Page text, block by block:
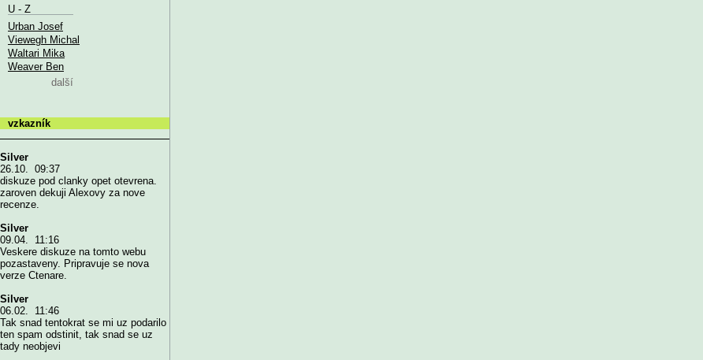
U - Z
Urban Josef
Viewegh Michal
Waltari Mika
Weaver Ben
další
vzkazník
Silver
26.10. 09:37
diskuze pod clanky opet otevrena.
zaroven dekuji Alexovy za nove
recenze.
Silver
09.04. 11:16
Veskere diskuze na tomto webu
pozastaveny. Pripravuje se nova
verze Ctenare.
Silver
06.02. 11:46
Tak snad tentokrat se mi uz podarilo
ten spam odstinit, tak snad se uz
tady neobjevi